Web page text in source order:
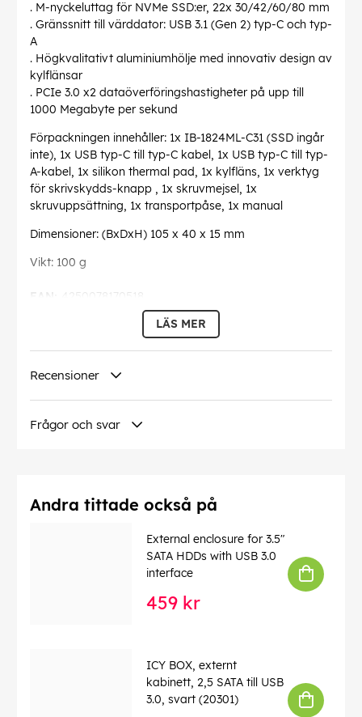
. M-nyckeluttag för NVMe SSD:er, 22x 30/42/60/80 mm
. Gränssnitt till värddator: USB 3.1 (Gen 2) typ-C och typ-
A
. Högkvalitativt aluminiumhölje med innovativ design av
kylflänsar
. PCIe 3.0 x2 dataöverföringshastigheter på upp till
1000 Megabyte per sekund
Förpackningen innehåller: 1x IB-1824ML-C31 (SSD ingår
inte), 1x USB typ-C till typ-C kabel, 1x USB typ-C till typ-
A-kabel, 1x silikon thermal pad, 1x kylfläns, 1x verktyg
för skrivskydds-knapp , 1x skruvmejsel, 1x
skruvuppsättning, 1x transportpåse, 1x manual
Dimensioner: (BxDxH) 105 x 40 x 15 mm
Vikt: 100 g
4250078170518
EAN:
LÄS MER
Recensioner
Frågor och svar
Andra tittade också på
External enclosure for 3.5"
SATA HDDs with USB 3.0
interface
459 kr
ICY BOX, externt
kabinett, 2,5 SATA till USB
3.0, svart (20301)